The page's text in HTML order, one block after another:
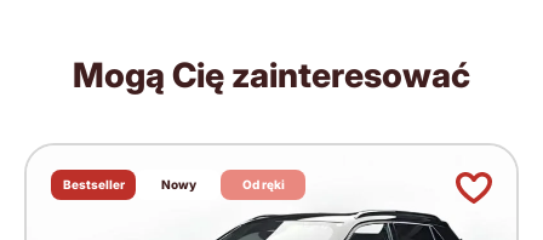
Mogą Cię zainteresować
Bestseller Nowy Od ręki